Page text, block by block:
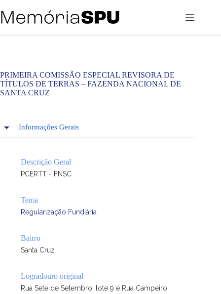
para
o
PRIMEIRA COMISSÃO ESPECIAL REVISORA DE
TÍTULOS DE TERRAS – FAZENDA NACIONAL DE
SANTA CRUZ
Informações Gerais
Descrição Geral
PCERTT - FNSC
Tema
Regularização Fundiária
Bairro
Santa Cruz
Logradouro original
Rua Sete de Setembro, lote 9 e Rua Campeiro